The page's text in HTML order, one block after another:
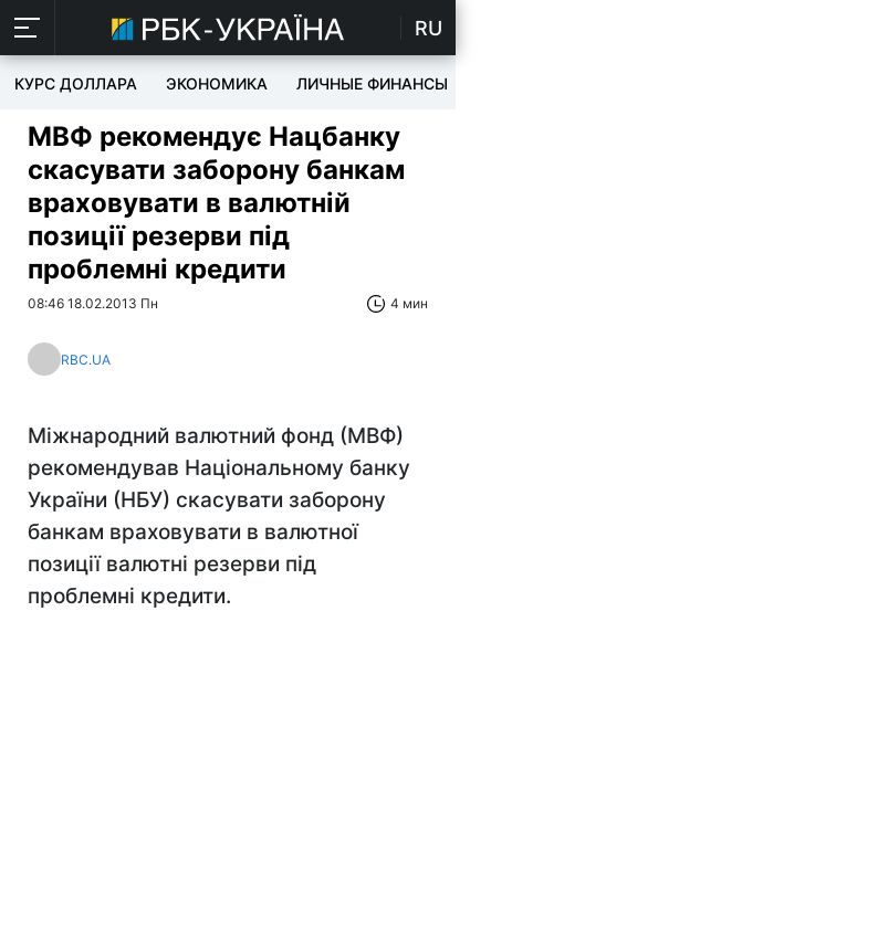
RU
КУРС ДОЛЛАРА ЭКОНОМИКА ЛИЧНЫЕ ФИНАНСЫ
МВФ рекомендує Нацбанку
скасувати заборону банкам
враховувати в валютній
позиції резерви під
проблемні кредити
08:46 18.02.2013 Пн 4 мин
RBC.UA
Міжнародний валютний фонд (МВФ)
рекомендував Національному банку
України (НБУ) скасувати заборону
банкам враховувати в валютної
позиції валютні резерви під
проблемні кредити.